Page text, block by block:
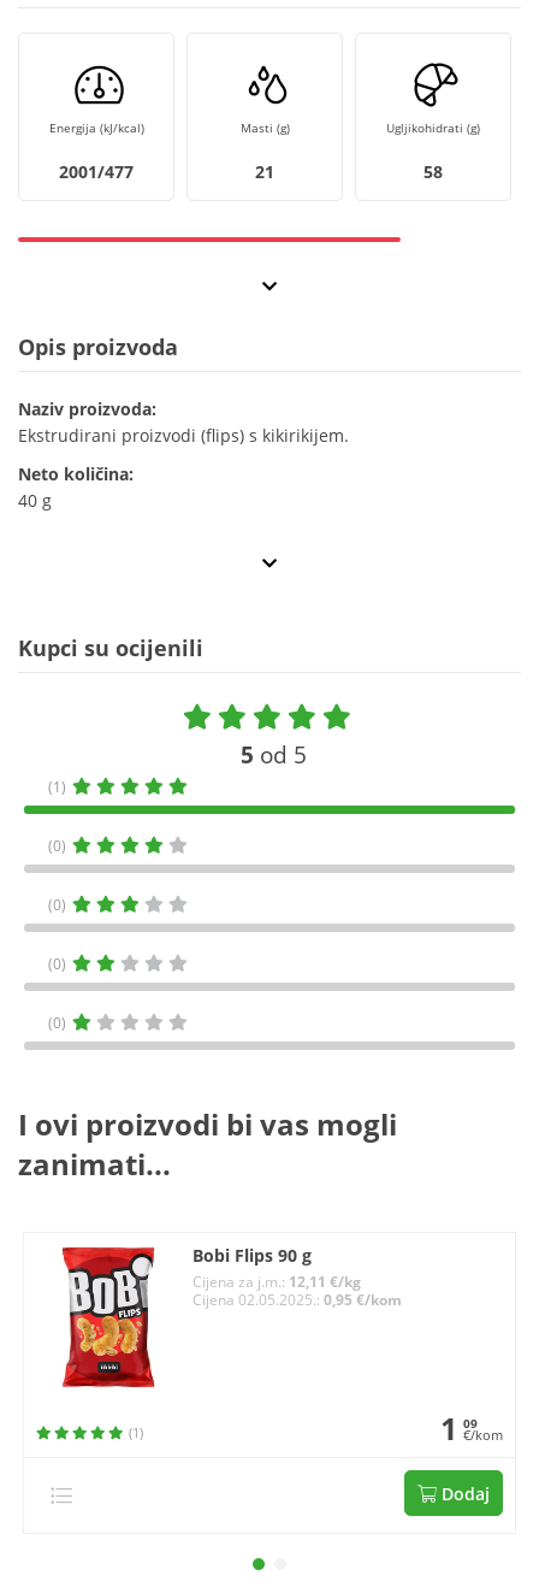
Energija (kJ/kcal)
2001/477
Masti (g)
21
Ugljikohidrati (g)
58
Opis proizvoda
Naziv proizvoda:
Ekstrudirani proizvodi (flips) s kikirikijem.
Neto količina:
40 g
Kupci su ocijenili
5 od 5
(1)
(0)
(0)
(0)
(0)
I ovi proizvodi bi vas mogli
zanimati...
Bobi Flips 90 g
Cijena za j.m.: 12,11 €/kg
Cijena 02.05.2025.:0,95 €/kom
(1) 1 09
€/kom
Dodaj